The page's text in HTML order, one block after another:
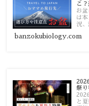
こ
お
は
況
す。
banzokubiology.com
祭り
と